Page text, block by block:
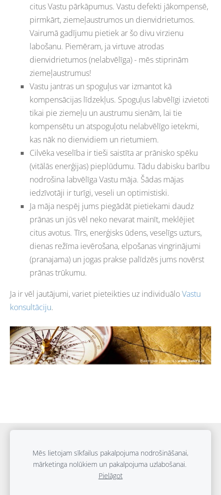
citus Vastu pārkāpumus. Vastu defekti jākompensē,
pirmkārt, ziemeļaustrumos un dienvidrietumos.
Vairumā gadījumu pietiek ar šo divu virzienu
labošanu. Piemēram, ja virtuve atrodas
dienvidrietumos (nelabvēlīga) - mēs stiprinām
ziemeļaustrumus!
Vastu jantras un spoguļus var izmantot kā
kompensācijas līdzekļus. Spoguļus labvēlīgi izvietoti
tikai pie ziemeļu un austrumu sienām, lai tie
kompensētu un atspoguļotu nelabvēlīgo ietekmi,
kas nāk no dienvidiem un rietumiem.
Cilvēka veselība ir tieši saistīta ar prānisko spēku
(vitālās enerģijas) pieplūdumu. Tādu dabisku barību
nodrošina labvēlīga Vastu māja. Šādas mājas
iedzīvotāji ir turīgi, veseli un optimistiski.
Ja māja nespēj jums piegādāt pietiekami daudz
prānas un jūs vēl neko nevarat mainīt, meklējiet
citus avotus. Tīrs, enerģisks ūdens, veselīgs uzturs,
dienas režīma ievērošana, elpošanas vingrinājumi
(pranajama) un jogas prakse palīdzēs jums novērst
prānas trūkumu.
Ja ir vēl jautājumi, variet pieteikties uz individuāloVastu
konsultāciju.
Autortiesības © Viktorija Darakova | 2010. – 2026
Jebkādu materiālu un tekstu izmantošana bez atļaujas ir
Mēs lietojam sīkfailus pakalpojuma nodrošināšanai,
mārketinga nolūkiem un pakalpojuma uzlabošanai.
Pielāgot